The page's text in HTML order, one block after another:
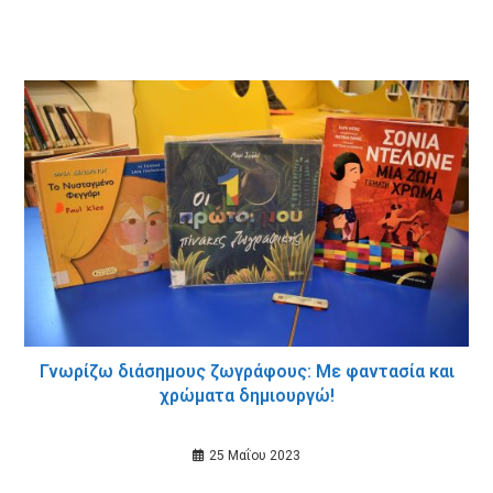
Γνωρίζω διάσημους ζωγράφους: Με φαντασία και
χρώματα δημιουργώ!
25 Μαΐου 2023